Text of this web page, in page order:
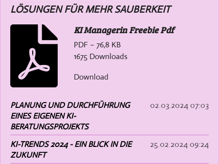
LÖSUNGEN FÜR MEHR SAUBERKEIT
KI Managerin Freebie Pdf
PDF – 76,8 KB
1675 Downloads
Download
PLANUNG UND DURCHFÜHRUNG
EINES EIGENEN KI-
BERATUNGSPROJEKTS
02.03.202407:03
KI-TRENDS 2024 - EIN BLICK IN DIE
ZUKUNFT
25.02.202409:24